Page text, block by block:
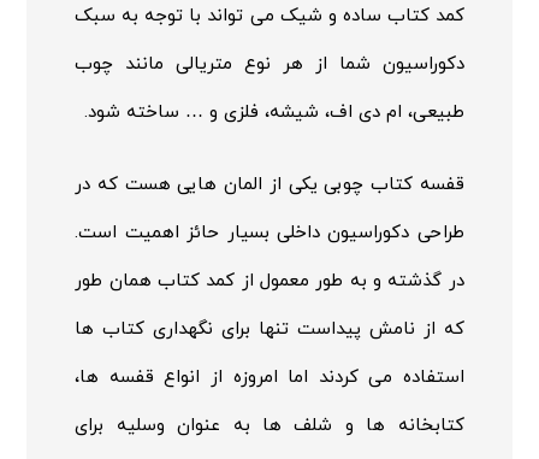
کمد کتاب ساده و شیک می تواند با توجه به سبک
دکوراسیون شما از هر نوع متریالی مانند چوب
طبیعی، ام دی اف، شیشه، فلزی و … ساخته شود.
قفسه کتاب چوبی یکی از المان هایی هست که در
طراحی دکوراسیون داخلی بسیار حائز اهمیت است.
در گذشته و به طور معمول از کمد کتاب همان طور
که از نامش پیداست تنها برای نگهداری کتاب ها
استفاده می کردند اما امروزه از انواع قفسه ها،
کتابخانه ها و شلف ها به عنوان وسلیه برای